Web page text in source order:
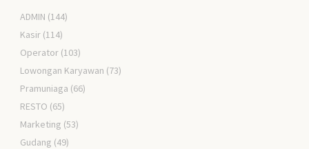
ADMIN (144)
Kasir (114)
Operator (103)
Lowongan Karyawan (73)
Pramuniaga (66)
RESTO (65)
Marketing (53)
Gudang (49)